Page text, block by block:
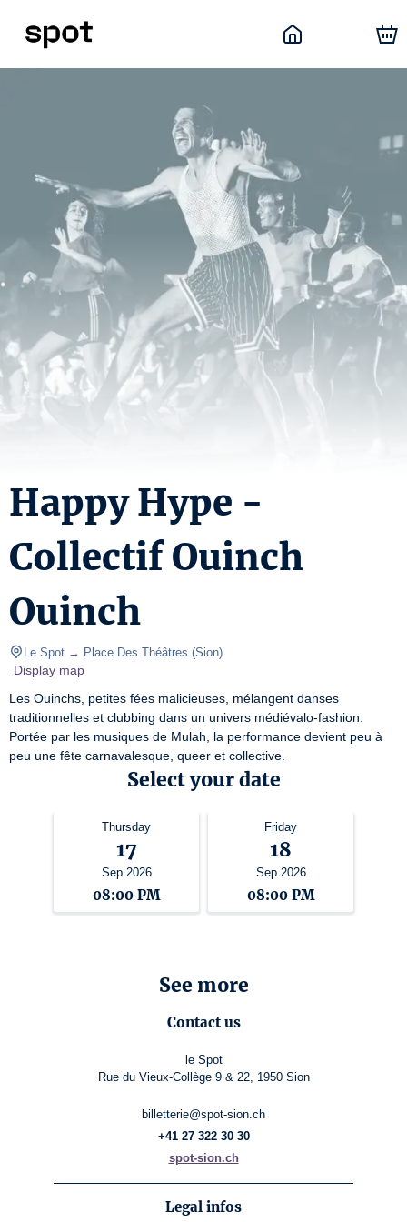
Happy Hype -
Collectif Ouinch
Ouinch
Le Spot → Place Des Théâtres (Sion)
Display map
Les Ouinchs, petites fées malicieuses, mélangent danses
traditionnelles et clubbing dans un univers médiévalo-fashion.
Portée par les musiques de Mulah, la performance devient peu à
peu une fête carnavalesque, queer et collective.
Select your date
Thursday
17
Sep 2026
08:00 PM
Friday
18
Sep 2026
08:00 PM
See more
Contact us
le Spot
Rue du Vieux-Collège 9 & 22, 1950 Sion
billetterie@spot-sion.ch
+41 27 322 30 30
spot-sion.ch
Legal infos